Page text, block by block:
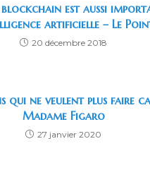
est aussi
artificielle – Le
20 décembre 2018
qui ne veulent plus faire
Madame Figaro
27 janvier 2020